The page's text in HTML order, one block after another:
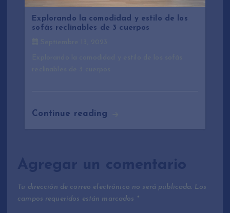
Explorando la comodidad y estilo de los
sofás reclinables de 3 cuerpos
Continue reading
Agregar un comentario
Tu dirección de correo electrónico no será publicada. Los
campos requeridos están marcados *